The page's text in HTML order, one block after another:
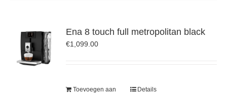
Ena 8 touch full metropolitan black
€1,099.00
Toevoegen aan Details